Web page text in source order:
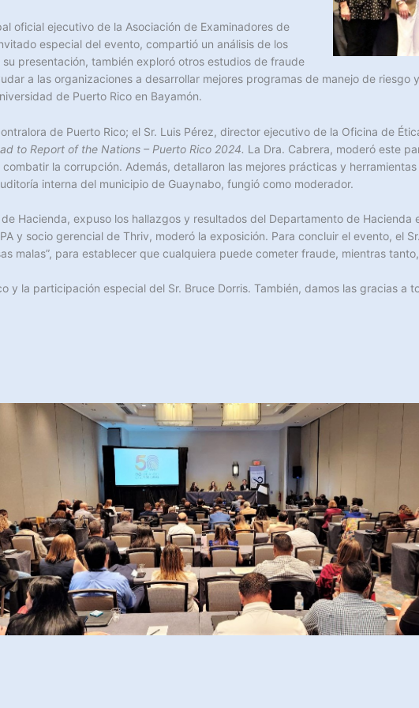
oficial ejecutivo de la Asociación de Examinadores de
especial del evento, compartió un análisis de los
presentación, también exploró otros estudios de fraude
a las organizaciones a desarrollar mejores programas de manejo de
de Puerto Rico en Bayamón.
de Puerto Rico; el Sr. Luis Pérez, director ejecutivo de la Oficina de
to Report of the Nations – Puerto Rico 2024. La Dra. Cabrera, moderó este
la corrupción. Además, detallaron las mejores prácticas y
interna del municipio de Guaynabo, fungió como moderador.
Hacienda, expuso los hallazgos y resultados del Departamento de
y socio gerencial de Thriv, moderó la exposición. Para concluir el evento, el
malas”, para establecer que cualquiera puede cometer fraude, mientras
y la participación especial del Sr. Bruce Dorris. También, damos las gracias a